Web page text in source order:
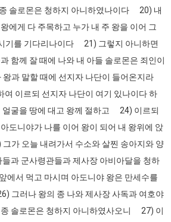
솔로몬은 청하지 아니하였나이다 20) 내
에게 다 주목하고 누가 내 주 왕을 이어 그
기를 기다리나이다 21) 그렇지 아니하면
함께 잘 때에 나와 내 아들 솔로몬은 죄인이
과 말할 때에 선지자 나단이 들어온지라
여 이르되 선지자 나단이 여기 있나이다 하
얼굴을 땅에 대고 왕께 절하고 24) 이르되
도니야가 나를 이어 왕이 되어 내 왕위에 앉
가 오늘 내려가서 수소와 살찐 송아지와 양
과 군사령관들과 제사장 아비아달을 청하
에서 먹고 마시며 아도니야 왕은 만세수를
그러나 왕의 종 나와 제사장 사독과 여호야
종 솔로몬은 청하지 아니하였사오니 27) 이